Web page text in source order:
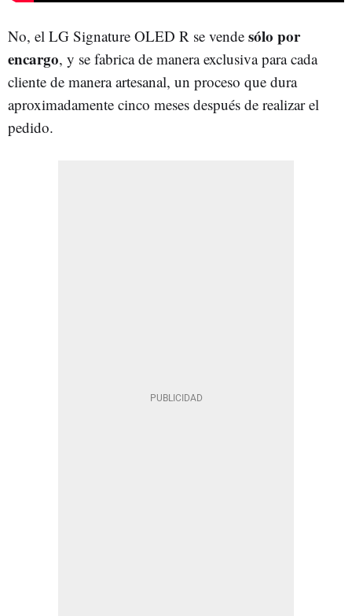
No, el LG Signature OLED R se vende sólo por
encargo, y se fabrica de manera exclusiva para cada
cliente de manera artesanal, un proceso que dura
aproximadamente cinco meses después de realizar el
pedido.